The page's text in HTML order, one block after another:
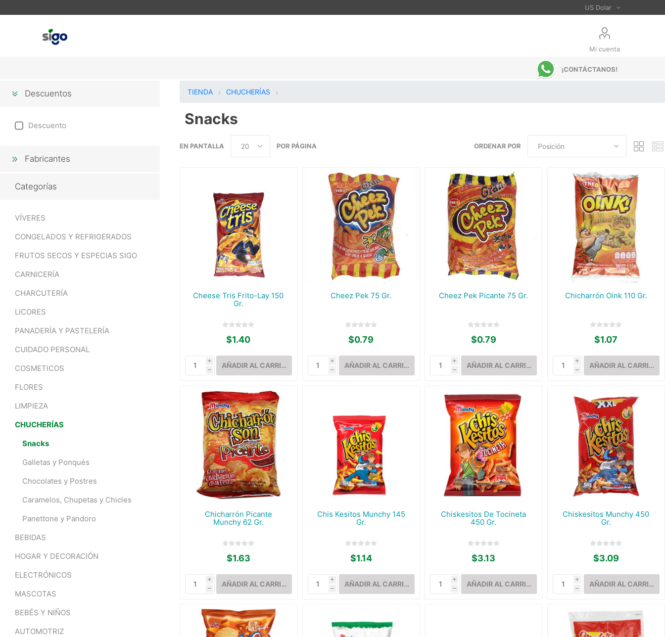
Mi cuenta
¡CONTÁCTANOS!
TIENDA CHUCHERÍAS
Snacks
ORDENAR POR
EN PANTALLA POR PÁGINA
Cheese Tris Frito-Lay 150
Gr.
$1.40
i
h
Cheez Pek 75 Gr.
$0.79
i
h
Cheez Pek Picante 75 Gr.
$0.79
i
h
Chicharrón Oink 110 Gr.
$1.07
i
h
Chicharrón Picante
Munchy 62 Gr.
$1.63
i
h
Chis Kesitos Munchy 145
Gr.
$1.14
i
h
Chiskesitos De Tocineta
450 Gr.
$3.13
i
h
Chiskesitos Munchy 450
Gr.
$3.09
i
h
Descuentos
Descuento
Fabricantes
Categorías
VÍVERES
CONGELADOS Y REFRIGERADOS
FRUTOS SECOS Y ESPECIAS SIGO
CARNICERÍA
CHARCUTERÍA
LICORES
PANADERÍA Y PASTELERÍA
CUIDADO PERSONAL
COSMETICOS
FLORES
LIMPIEZA
CHUCHERÍAS
Snacks
Galletas y Ponqués
Chocolates y Postres
Caramelos, Chupetas y Chicles
Panettone y Pandoro
BEBIDAS
HOGAR Y DECORACIÓN
ELECTRÓNICOS
MASCOTAS
BEBÉS Y NIÑOS
AUTOMOTRIZ